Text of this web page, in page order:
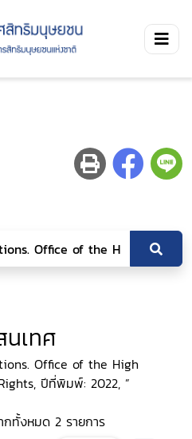
เทศ
Office of the High
ปีที่พิมพ์: 2022, ”
กทั้งหมด 2 รายการ